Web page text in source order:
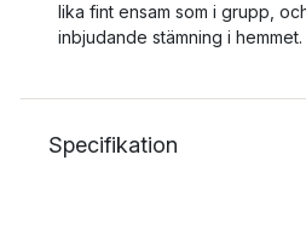
lika fint ensam som i grupp,
inbjudande stämning i hemmet.
Specifikation